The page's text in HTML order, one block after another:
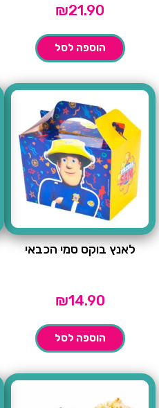
₪21.90
הוספה לסל
לאנץ בוקס סמי הכבאי
₪14.90
הוספה לסל